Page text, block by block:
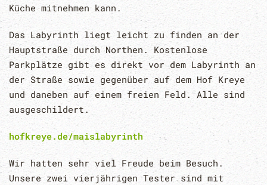
Küche mitnehmen kann.
Das Labyrinth liegt leicht zu finden an der
Hauptstraße durch Northen. Kostenlose
Parkplätze gibt es direkt vor dem Labyrinth an
der Straße sowie gegenüber auf dem Hof Kreye
und daneben auf einem freien Feld. Alle sind
ausgeschildert.
hofkreye.de/maislabyrinth
Wir hatten sehr viel Freude beim Besuch.
Unsere zwei vierjährigen Tester sind mit